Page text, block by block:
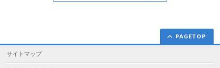
PAGETOP
サイトマップ